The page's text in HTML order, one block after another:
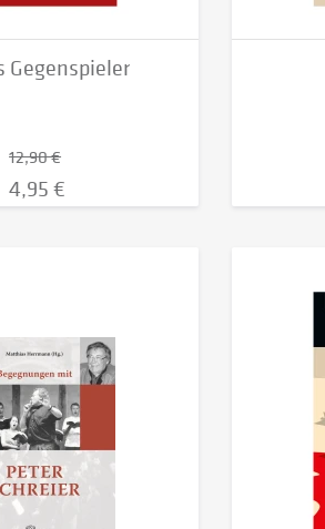
Gegenspieler
12,90 €
4,95 €